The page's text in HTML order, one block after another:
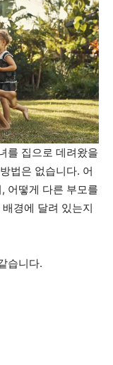
를 집으로 데려왔을
법은 없습니다. 어
어떻게 다른 부모를
경에 달려 있는지
습니다.